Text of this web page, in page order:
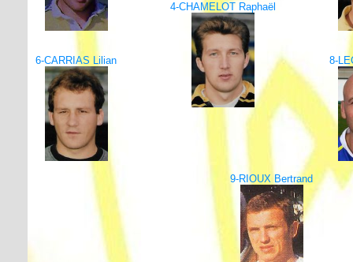
4-CHAMELOT Raphaël
6-CARRIAS Lilian 8-
9-RIOUX Bertrand